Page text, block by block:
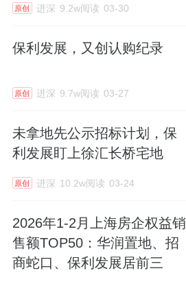
原创 进深 9.2w阅读 03-30
保利发展，又创认购纪录
原创 进深 9.7w阅读 03-27
未拿地先公示招标计划，保
利发展盯上徐汇长桥宅地
原创 进深 10.2w阅读 03-24
2026年1-2月上海房企权益销
售额TOP50：华润置地、招
商蛇口、保利发展居前三